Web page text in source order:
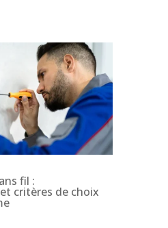
fil :
critères de choix